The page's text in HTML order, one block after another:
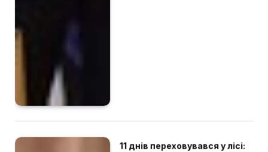
11 днів переховувався у лісі: